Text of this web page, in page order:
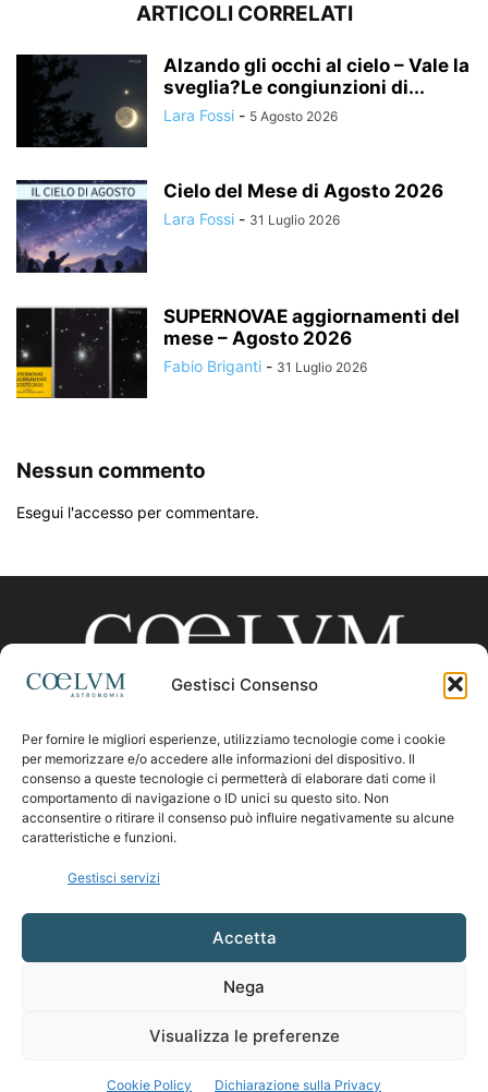
Gestisci Consenso
Per fornire le migliori esperienze, utilizziamo tecnologie come i cookie
per memorizzare e/o accedere alle informazioni del dispositivo. Il
consenso a queste tecnologie ci permetterà di elaborare dati come il
comportamento di navigazione o ID unici su questo sito. Non
acconsentire o ritirare il consenso può influire negativamente su alcune
caratteristiche e funzioni.
Gestisci servizi
Accetta
Nega
Visualizza le preferenze
Cookie Policy Dichiarazione sulla Privacy
ARTICOLI CORRELATI
Alzando gli occhi al cielo – Vale la
sveglia?Le congiunzioni di...
Lara Fossi - 5 Agosto 2026
Cielo del Mese di Agosto 2026
Lara Fossi - 31 Luglio 2026
SUPERNOVAE aggiornamenti del
mese – Agosto 2026
Fabio Briganti - 31 Luglio 2026
Nessun commento
Esegui l'accesso per commentare.
CHI SIAMO
Contattaci:coelumastro@coelum.com